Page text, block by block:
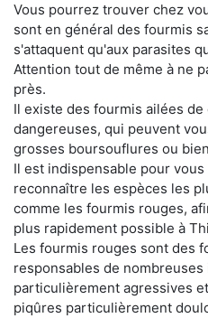
Vous pourrez trouver chez
sont en général des fourmis
s'attaquent qu'aux parasites
Attention tout de même à ne
près.
Il existe des fourmis ailées
dangereuses, qui peuvent
grosses boursouflures ou
Il est indispensable pour
reconnaître les espèces les
comme les fourmis rouges,
plus rapidement possible à
Les fourmis rouges sont des
responsables de
particulièrement agressives
piqûres particulièrement